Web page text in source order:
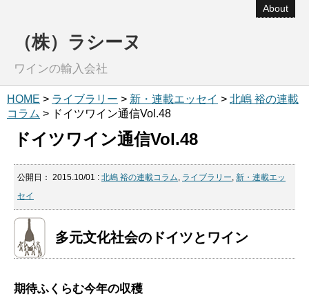
About
（株）ラシーヌ
ワインの輸入会社
HOME > ライブラリー > 新・連載エッセイ > 北嶋 裕の連載
コラム > ドイツワイン通信Vol.48
ドイツワイン通信Vol.48
公開日： 2015.10/01 : 北嶋 裕の連載コラム, ライブラリー, 新・連載エッ
セイ
多元文化社会のドイツとワイン
期待ふくらむ今年の収穫